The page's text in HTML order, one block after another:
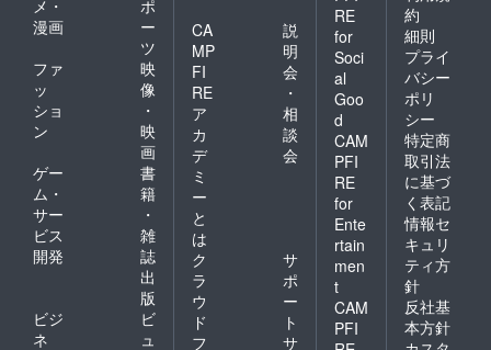
メ・
漫画
ポ
ー
ツ
ファ
ッ
ショ
ン
映
像
・
映
画
ゲー
ム・
サー
ビス
開発
書
籍
・
雑
誌
出
版
ビジ
ネ
ビ
ュ
CA
MP
FI
RE
ア
カ
デ
ミ
ー
と
は
説
明
会
・
相
談
会
ク
ラ
ウ
ド
フ
サ
ポ
ー
ト
サ
RE
for
Soci
al
Goo
d
CAM
PFI
RE
for
Ente
rtain
men
t
CAM
PFI
約
細則
プライ
バシー
ポリ
シー
特定商
取引法
に基づ
く表記
情報セ
キュリ
ティ方
針
反社基
本方針